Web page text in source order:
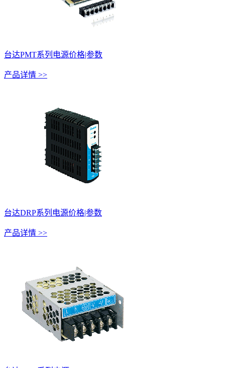
台达PMT系列电源价格|参数
产品详情 >>
台达DRP系列电源价格|参数
产品详情 >>